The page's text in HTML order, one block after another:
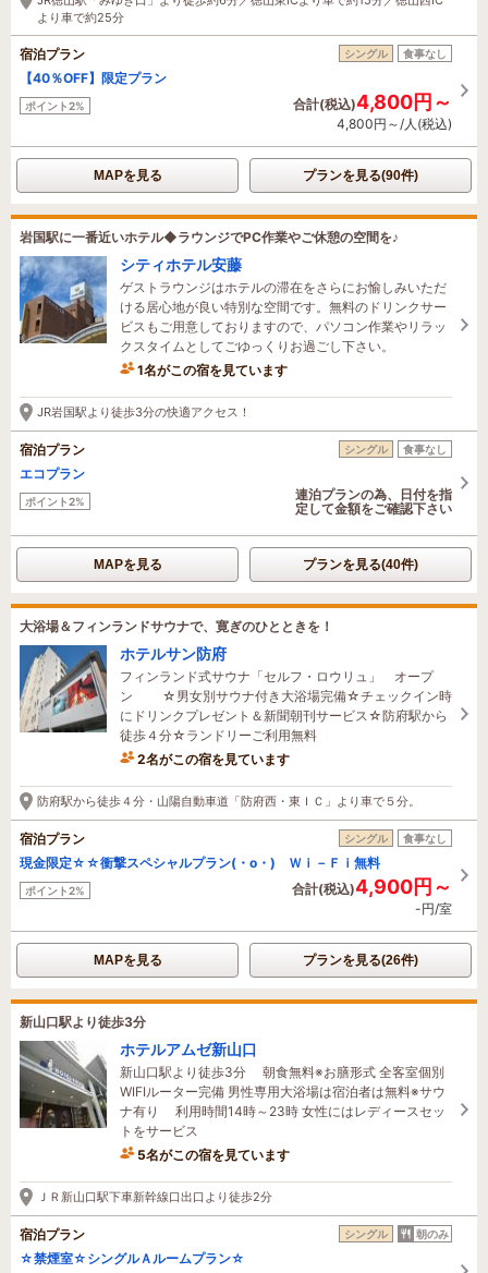
より車で約25分
宿泊プラン シングル 食事なし
【40％OFF】限定プラン
ポイント2% 合計(税込)4,800円～
4,800円～/人(税込)
MAPを見る プランを見る(90件)
岩国駅に一番近いホテル◆ラウンジでPC作業やご休憩の空間を♪
シティホテル安藤
ゲストラウンジはホテルの滞在をさらにお愉しみいただ
ける居心地が良い特別な空間です。無料のドリンクサー
ビスもご用意しておりますので、パソコン作業やリラッ
クスタイムとしてごゆっくりお過ごし下さい。
1名がこの宿を見ています
36分前に予約されました
JR岩国駅より徒歩3分の快適アクセス！
宿泊プラン シングル 食事なし
エコプラン
ポイント2%
連泊プランの為、日付を指
定して金額をご確認下さい
MAPを見る プランを見る(40件)
大浴場＆フィンランドサウナで、寛ぎのひとときを！
ホテルサン防府
フィンランド式サウナ「セルフ・ロウリュ」 オープ
ン ☆男女別サウナ付き大浴場完備☆チェックイン時
にドリンクプレゼント＆新聞朝刊サービス☆防府駅から
徒歩４分☆ランドリーご利用無料
2名がこの宿を見ています
1時間前に予約されました
防府駅から徒歩４分・山陽自動車道「防府西・東ＩＣ」より車で５分。
宿泊プラン シングル 食事なし
現金限定☆☆衝撃スペシャルプラン(・o・) Ｗｉ－Ｆｉ無料
ポイント2% 合計(税込)4,900円～
-円/室
MAPを見る プランを見る(26件)
新山口駅より徒歩3分
ホテルアムゼ新山口
新山口駅より徒歩3分 朝食無料※お膳形式 全客室個別
WIFIルーター完備 男性専用大浴場は宿泊者は無料※サウ
ナ有り 利用時間14時～23時 女性にはレディースセッ
トをサービス
5名がこの宿を見ています
たった今予約されました
ＪＲ新山口駅下車新幹線口出口より徒歩2分
宿泊プラン シングル 朝のみ
☆禁煙室☆シングルＡルームプラン☆